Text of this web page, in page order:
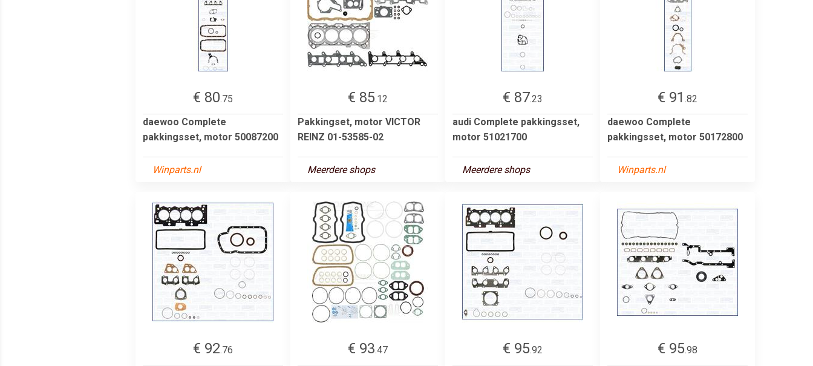
€ 80.75
daewoo Complete
pakkingsset, motor 50087200
Winparts.nl
€ 85.12
Pakkingset, motor VICTOR
REINZ 01-53585-02
Meerdere shops
€ 87.23
audi Complete pakkingsset,
motor 51021700
Meerdere shops
€ 91 .82
daewoo Complete
pakkingsset, motor 50172800
Winparts.nl
€ 92.76
€ 93.47
€ 95.92
€ 95.98